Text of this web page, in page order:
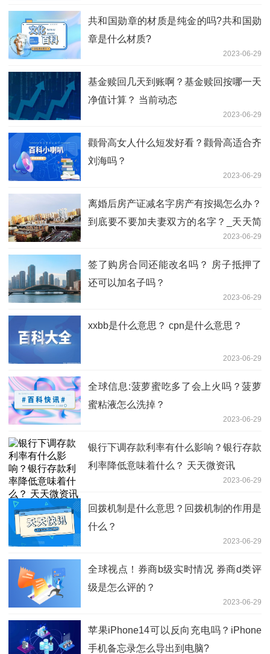
共和国勋章的材质是纯金的吗?共和国勋
章是什么材质?
2023-06-29
基金赎回几天到账啊？基金赎回按哪一天
净值计算？ 当前动态
2023-06-29
颧骨高女人什么短发好看？颧骨高适合齐
刘海吗？
2023-06-29
离婚后房产证减名字房产有按揭怎么办？
到底要不要加夫妻双方的名字？_天天简
2023-06-29
签了购房合同还能改名吗？ 房子抵押了
还可以加名子吗？
2023-06-29
xxbb是什么意思？ cpn是什么意思？
2023-06-29
全球信息:菠萝蜜吃多了会上火吗？菠萝
蜜粘液怎么洗掉？
2023-06-29
银行下调存款利率有什么影响？银行存款
利率降低意味着什么？ 天天微资讯
2023-06-29
回拨机制是什么意思？回拨机制的作用是
什么？
2023-06-29
全球视点！券商b级实时情况 券商d类评
级是怎么评的？
2023-06-29
苹果iPhone14可以反向充电吗？iPhone
手机备忘录怎么导出到电脑?